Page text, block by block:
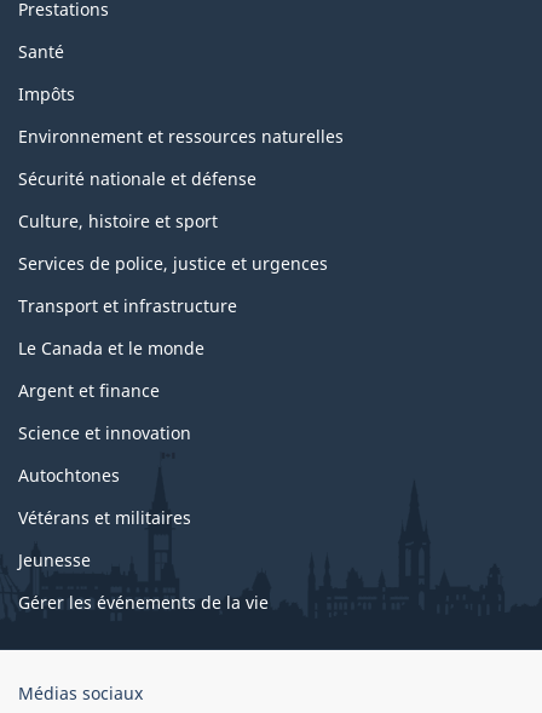
Prestations
Santé
Impôts
Environnement et ressources naturelles
Sécurité nationale et défense
Culture, histoire et sport
Services de police, justice et urgences
Transport et infrastructure
Le Canada et le monde
Argent et finance
Science et innovation
Autochtones
Vétérans et militaires
Jeunesse
Gérer les événements de la vie
Organisation
Médias sociaux